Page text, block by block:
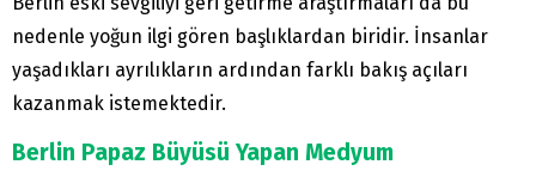
nedenle yoğun ilgi gören başlıklardan biridir. İnsanlar
yaşadıkları ayrılıkların ardından farklı bakış açıları
kazanmak istemektedir.
Berlin Papaz Büyüsü Yapan Medyum